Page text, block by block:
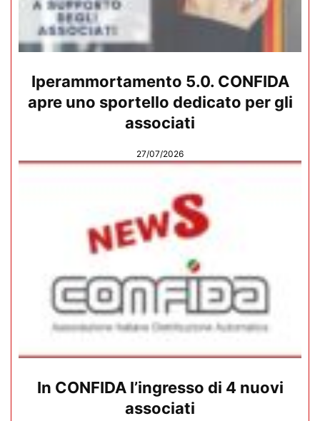
Iperammortamento 5.0. CONFIDA
apre uno sportello dedicato per gli
associati
27/07/2026
In CONFIDA l’ingresso di 4 nuovi
associati